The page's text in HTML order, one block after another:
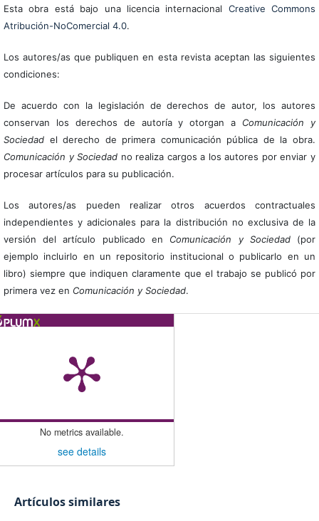
Esta obra está bajo una licencia internacional Creative Commons
Atribución-NoComercial 4.0.
Los autores/as que publiquen en esta revista aceptan las siguientes
condiciones:
De acuerdo con la legislación de derechos de autor, los autores
conservan los derechos de autoría y otorgan a Comunicación y
Sociedadel derecho de primera comunicación pública de la obra.
Comunicación y Sociedad no realiza cargos a los autores por enviar y
procesar artículos para su publicación.
Los autores/as pueden realizar otros acuerdos contractuales
independientes y adicionales para la distribución no exclusiva de la
versión del artículo publicado en Comunicación y Sociedad(por
ejemplo incluirlo en un repositorio institucional o publicarlo en un
libro) siempre que indiquen claramente que el trabajo se publicó por
primera vez en Comunicación y Sociedad.
No metrics available.
see details
Artículos similares